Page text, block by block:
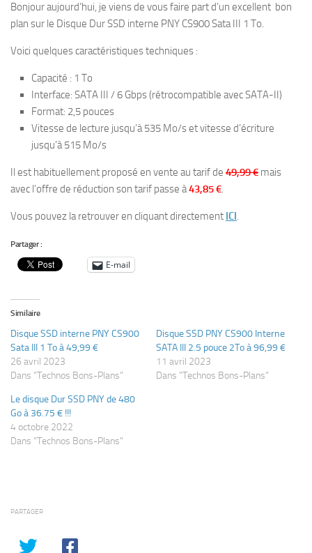
Bonjour aujourd’hui, je viens de vous faire part d’un excellent bon
plan sur le Disque Dur SSD interne PNY CS900 Sata III 1 To.
Voici quelques caractéristiques techniques :
Capacité : 1 To
Interface: SATA III / 6 Gbps (rétrocompatible avec SATA-II)
Format: 2,5 pouces
Vitesse de lecture jusqu’à 535 Mo/s et vitesse d’écriture
jusqu’à 515 Mo/s
Il est habituellement proposé en vente au tarif de 49,99 € mais
avec l’offre de réduction son tarif passe à43,85 €.
Vous pouvez la retrouver en cliquant directement ICI.
Partager :
E-mail
Similaire
Disque SSD interne PNY CS900
Sata III 1 To à 49,99 €
26 avril 2023
Dans "Technos Bons-Plans"
Disque SSD PNY CS900 Interne
SATA III 2.5 pouce 2To à 96,99 €
11 avril 2023
Dans "Technos Bons-Plans"
Le disque Dur SSD PNY de 480
Go à 36.75 € !!!
4 octobre 2022
Dans "Technos Bons-Plans"
PARTAGER